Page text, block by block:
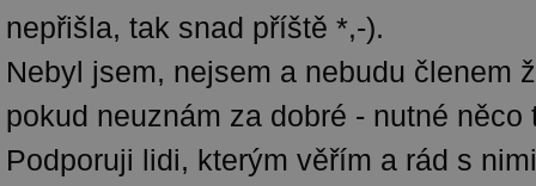
nepřišla, tak snad příště *,-).
Nebyl jsem, nejsem a nebudu členem
pokud neuznám za dobré - nutné
Podporuji lidi, kterým věřím a rád s